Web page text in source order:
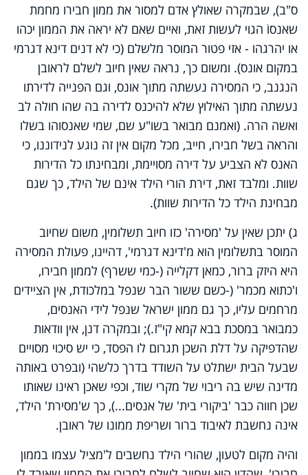
ס"ב), שבמקרה שאולץ אדם למסור את ממון חבירו מחמת
שאנסוֹ הגוי לעשות זאת, ואיים שאם לא יראה את הממון יכהו
או יהרגהו - אזי פטור המוסר מלשלם (כי לא דנים דינא דגרמי
במקום אונס). ומשום כך, נראה שאין חיוב לשלם לראובן
הנגנב, כי המסירה נעשתה מתוך אונס, וגם הפנייה לדירתו
נעשתה מתוך האילוץ שלא להיכנס לדירה בה שהו חולה לב
ואשה הרה. (ואמנם מבואר בשו"ע שם, שמי שאנסוהו בשלו
והראה בשל חבירו, חייב, מכל מקום אין זה נוגע לנידוננו, כי
האנס לא הצביע על דירה מסויימת, ומבחינתו כל הדירות
שוות. ומלבד זאת, דירת הורי הילד אינם של הילד, כך שגם
מבחינת הילד כל הדירות שוות).
ג) יתכן שאין על 'מסירה' כזו חיוב תשלומין, משום שחיוב
המוסר בתשלומין הוא מ'דינא דגרמי', דהיינו, פעולת המסירה
היא היזק ברור, כמאן דקלייה (-כמי ששרף) לממון חבירו,
ו'כתוא מכמר' (-כשם ששור הבר שנפל במלכודת, אין הציידים
מרחמים עליו, כך גם ממון ישראל שנפל לידי האנסים,
כמבואר במסכת בבא קמא קי"ז.); ובמקרה דנן, אין וודאות
שהדפיקה על דלת השכן תגרום לו הפסד, כי יש סיכוי מסויים
שבעל הבית ישתלט על השודד בדרך כלשהי (ובפרט באותה
מדינה שיש בה ריבוי של מקרי שוד, וכפי שאכן ראינו שאותו
שכן חווה כבר 'ביקורי בית' של אנסים...), כך ש'מסירת' הילד,
אינה נחשבת לאיבוד ברור ושריפת ממונו של ראובן.
והיה מקום לטעון, שהורי הילד נחשבים ל'מציל עצמו בממון